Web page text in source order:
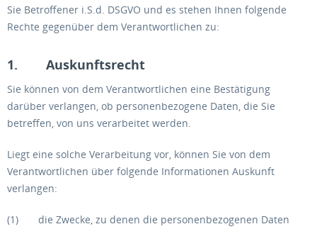
Sie Betroffener i.S.d. DSGVO und es stehen Ihnen folgende
Rechte gegenüber dem Verantwortlichen zu:
1. Auskunftsrecht
Sie können von dem Verantwortlichen eine Bestätigung
darüber verlangen, ob personenbezogene Daten, die Sie
betreffen, von uns verarbeitet werden.
Liegt eine solche Verarbeitung vor, können Sie von dem
Verantwortlichen über folgende Informationen Auskunft
verlangen:
(1) die Zwecke, zu denen die personenbezogenen Daten